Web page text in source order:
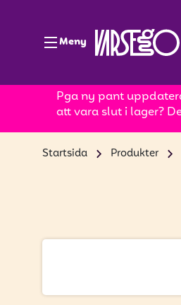
Meny
Pga ny pant
att vara slut i lager?
Startsida Produkter